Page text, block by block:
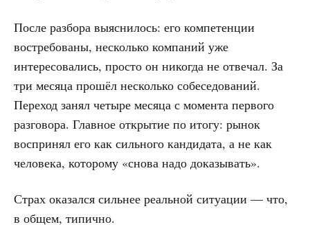
После разбора выяснилось: его компетенции
востребованы, несколько компаний уже
интересовались, просто он никогда не отвечал. За
три месяца прошёл несколько собеседований.
Переход занял четыре месяца с момента первого
разговора. Главное открытие по итогу: рынок
воспринял его как сильного кандидата, а не как
человека, которому «снова надо доказывать».
Страх оказался сильнее реальной ситуации — что,
в общем, типично.